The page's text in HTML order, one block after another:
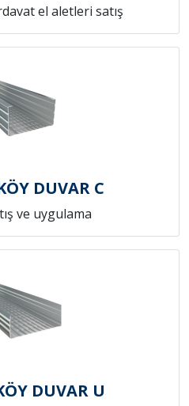
el aletleri satış
DUVAR C
ve uygulama
DUVAR U